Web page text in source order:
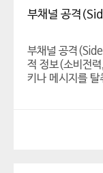
부채널 공격
부채널 공격
적 정보(소비전
키나 메시지를 탈
서 발생하는 다